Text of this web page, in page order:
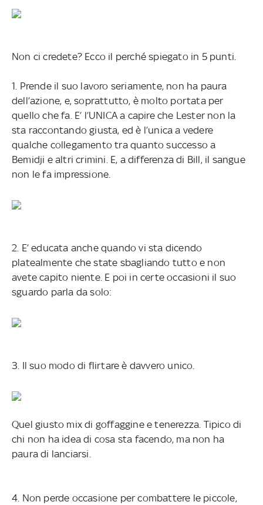
Non ci credete? Ecco il perché spiegato in 5 punti.
1. Prende il suo lavoro seriamente, non ha paura
dell’azione, e, soprattutto, è molto portata per
quello che fa. E’ l’UNICA a capire che Lester non la
sta raccontando giusta, ed è l’unica a vedere
qualche collegamento tra quanto successo a
Bemidji e altri crimini. E, a differenza di Bill, il sangue
non le fa impressione.
2. E’ educata anche quando vi sta dicendo
platealmente che state sbagliando tutto e non
avete capito niente. E poi in certe occasioni il suo
sguardo parla da solo:
3. Il suo modo di flirtare è davvero unico.
Quel giusto mix di goffaggine e tenerezza. Tipico di
chi non ha idea di cosa sta facendo, ma non ha
paura di lanciarsi.
4. Non perde occasione per combattere le piccole,